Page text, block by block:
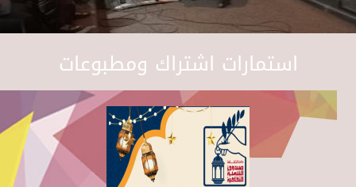
استمارات اشتراك ومطبوعات